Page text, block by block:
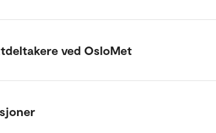
ved OsloMet